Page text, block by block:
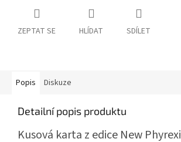
ZEPTAT SE HLÍDAT SDÍLET
Popis Diskuze
Detailní popis produktu
Kusová karta z edice New